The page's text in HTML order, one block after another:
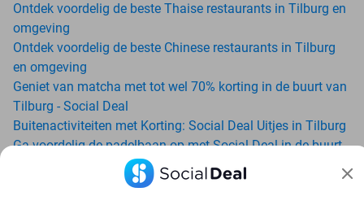
Ontdek voordelig de beste Thaise restaurants in Tilburg en
omgeving
Ontdek voordelig de beste Chinese restaurants in Tilburg
en omgeving
Geniet van matcha met tot wel 70% korting in de buurt van
Tilburg - Social Deal
Buitenactiviteiten met Korting: Social Deal Uitjes in Tilburg
Ga voordelig de padelbaan op met Social Deal in de buurt
Geniet van je vakantie in Tilburg in Nederland met Social